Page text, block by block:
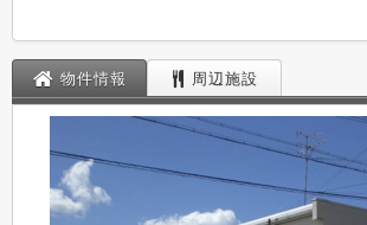
物件情報 周辺施設